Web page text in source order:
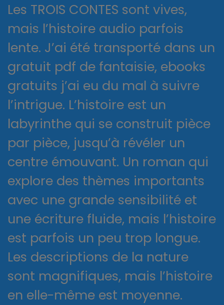
Les TROIS CONTES sont vives,
mais l’histoire audio parfois
lente. J’ai été transporté dans un
gratuit pdf de fantaisie, ebooks
gratuits j’ai eu du mal à suivre
l’intrigue. L’histoire est un
labyrinthe qui se construit pièce
par pièce, jusqu’à révéler un
centre émouvant. Un roman qui
explore des thèmes importants
avec une grande sensibilité et
une écriture fluide, mais l’histoire
est parfois un peu trop longue.
Les descriptions de la nature
sont magnifiques, mais l’histoire
en elle-même est moyenne.